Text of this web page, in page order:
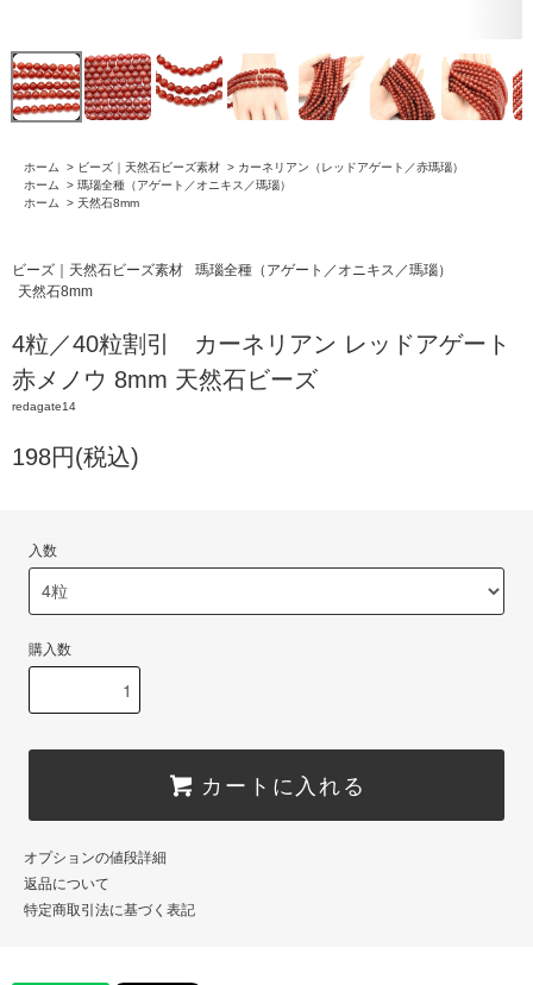
ホーム > ビーズ｜天然石ビーズ素材 > カーネリアン（レッドアゲート／赤瑪瑙）
ホーム
> 瑪瑙全種（アゲート／オニキス／瑪瑙）
ホーム
> 天然石8mm
ビーズ｜天然石ビーズ素材
瑪瑙全種（アゲート／オニキス／瑪瑙）
天然石8mm
4粒／40粒割引 カーネリアン レッドアゲート
赤メノウ 8mm 天然石ビーズ
redagate14
198円(税込)
入数
購入数
カートに入れる
オプションの値段詳細
返品について
特定商取引法に基づく表記